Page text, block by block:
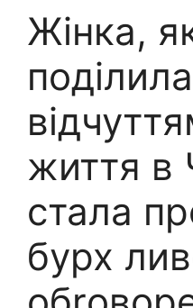
Жінка,
життя в
стала
бурх